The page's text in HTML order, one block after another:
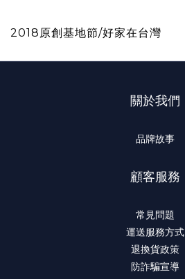
2018原創基地節/好家在台灣
關於我們
品牌故事
顧客服務
常見問題
運送服務方式
退換貨政策
防詐騙宣導